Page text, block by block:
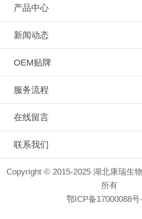
产品中心
新闻动态
OEM贴牌
服务流程
在线留言
联系我们
Copyright © 2015-2025 湖北康瑞生
所有
鄂ICP备17000088号